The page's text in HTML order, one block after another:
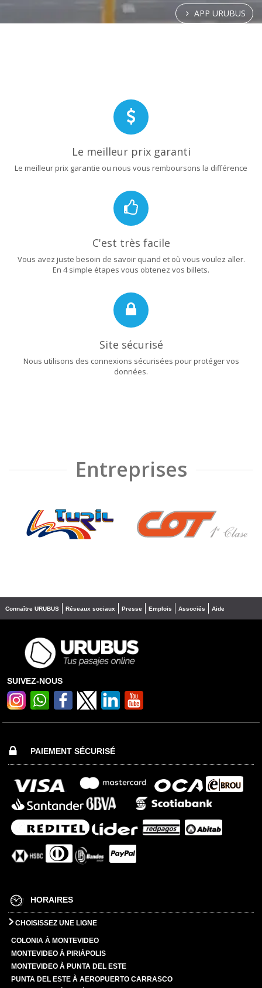
APP URUBUS
Le meilleur prix garanti
Le meilleur prix garantie ou nous vous remboursons la différence
C'est très facile
Vous avez juste besoin de savoir quand et où vous voulez aller.
En 4 simple étapes vous obtenez vos billets.
Site sécurisé
Nous utilisons des connexions sécurisées pour protéger vos
données.
Entreprises
❮ ❯
Connaître URUBUS Réseaux sociaux Presse Emplois Associés Aide
SUIVEZ-NOUS
PAIEMENT SÉCURISÉ
HORAIRES
CHOISISSEZ UNE LIGNE
COLONIA À MONTEVIDEO
MONTEVIDEO À PIRIÁPOLIS
MONTEVIDEO À PUNTA DEL ESTE
PUNTA DEL ESTE À AEROPUERTO CARRASCO